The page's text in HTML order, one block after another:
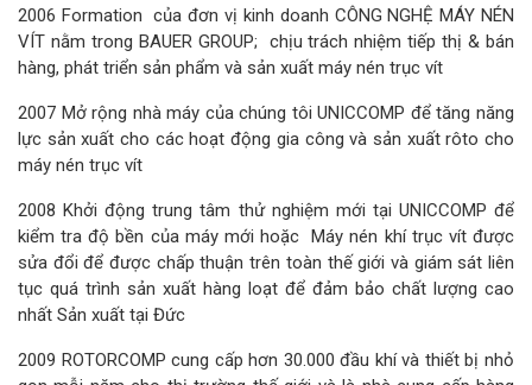
2006 Formation của đơn vị kinh doanh CÔNG NGHỆ MÁY NÉN
VÍT nằm trong BAUER GROUP; chịu trách nhiệm tiếp thị & bán
hàng, phát triển sản phẩm và sản xuất máy nén trục vít
2007 Mở rộng nhà máy của chúng tôi UNICCOMP để tăng năng
lực sản xuất cho các hoạt động gia công và sản xuất rôto cho
máy nén trục vít
2008 Khởi động trung tâm thử nghiệm mới tại UNICCOMP để
kiểm tra độ bền của máy mới hoặc Máy nén khí trục vít được
sửa đổi để được chấp thuận trên toàn thế giới và giám sát liên
tục quá trình sản xuất hàng loạt để đảm bảo chất lượng cao
nhất Sản xuất tại Đức
2009 ROTORCOMP cung cấp hơn 30.000 đầu khí và thiết bị nhỏ